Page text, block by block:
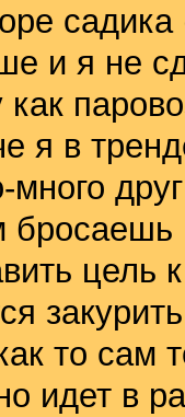
и я не
я в
много
бросаешь
цель
то сам
идет в